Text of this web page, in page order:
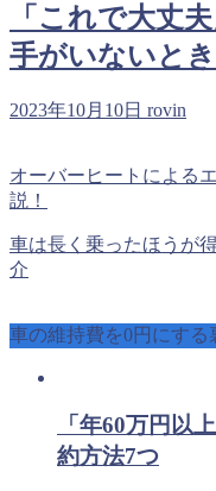
「これで大丈
手がいないと
2023年10月10日 rovin
オーバーヒートによる
説！
車は長く乗ったほうが
介
車の維持費を0円にする
「年60万円以
約方法7つ